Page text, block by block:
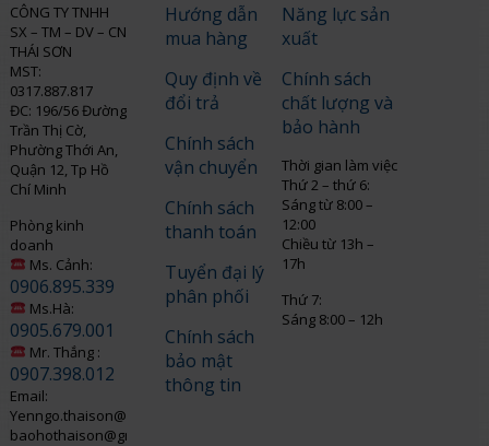
CÔNG TY TNHH
SX – TM – DV – CN
THÁI SƠN
MST:
0317.887.817
ĐC: 196/56 Đường
Trần Thị Cờ,
Phường Thới An,
Quận 12, Tp Hồ
Chí Minh
Phòng kinh
doanh
Ms. Cảnh:
0906.895.339
Ms.Hà:
0905.679.001
Mr. Thắng :
0907.398.012
Email:
Yenngo.thaison@gmail.com
baohothaison@gmail.com
Hướng dẫn
mua hàng
Quy định về
đổi trả
Chính sách
vận chuyển
Chính sách
thanh toán
Tuyển đại lý
phân phối
Chính sách
bảo mật
thông tin
Năng lực sản
xuất
Chính sách
chất lượng và
bảo hành
Thời gian làm việc
Thứ 2 – thứ 6:
Sáng từ 8:00 –
12:00
Chiều từ 13h –
17h
Thứ 7:
Sáng 8:00 – 12h